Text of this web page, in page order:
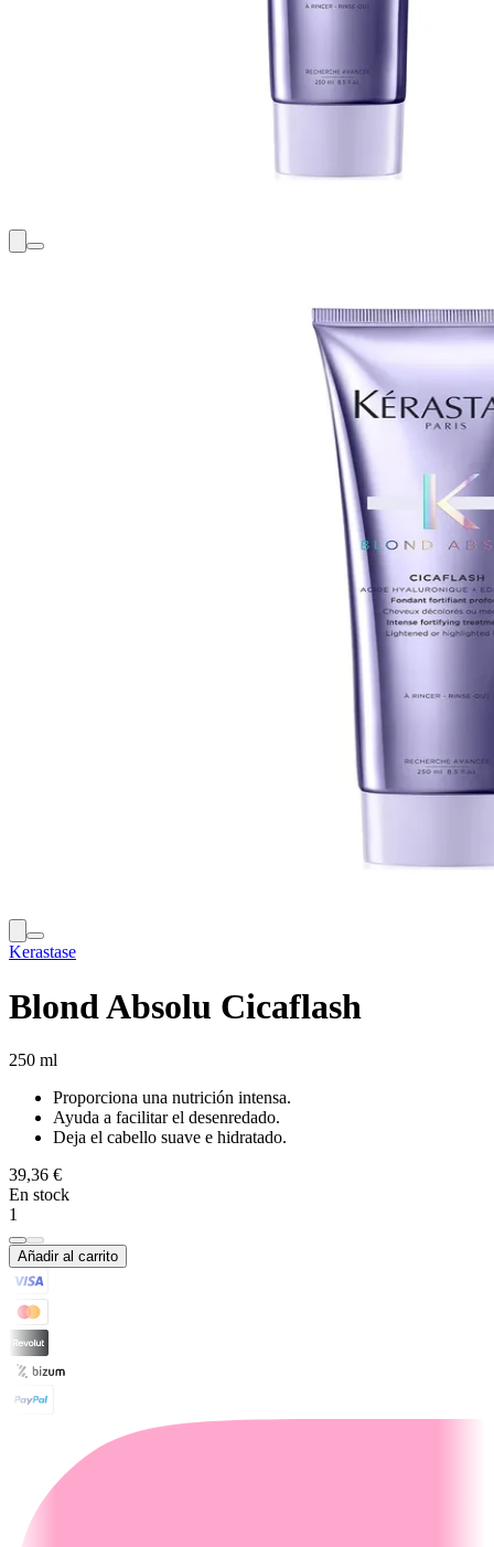
Kerastase
Blond Absolu Cicaflash
250 ml
Proporciona una nutrición intensa.
Ayuda a facilitar el desenredado.
Deja el cabello suave e hidratado.
39,36 €
En stock
1
Añadir al carrito